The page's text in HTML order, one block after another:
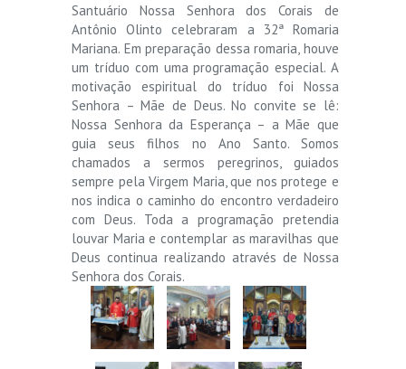
Santuário Nossa Senhora dos Corais de
Antônio Olinto celebraram a 32ª Romaria
Mariana. Em preparação dessa romaria, houve
um tríduo com uma programação especial. A
motivação espiritual do tríduo foi Nossa
Senhora – Mãe de Deus. No convite se lê:
Nossa Senhora da Esperança – a Mãe que
guia seus filhos no Ano Santo. Somos
chamados a sermos peregrinos, guiados
sempre pela Virgem Maria, que nos protege e
nos indica o caminho do encontro verdadeiro
com Deus. Toda a programação pretendia
louvar Maria e contemplar as maravilhas que
Deus continua realizando através de Nossa
Senhora dos Corais.